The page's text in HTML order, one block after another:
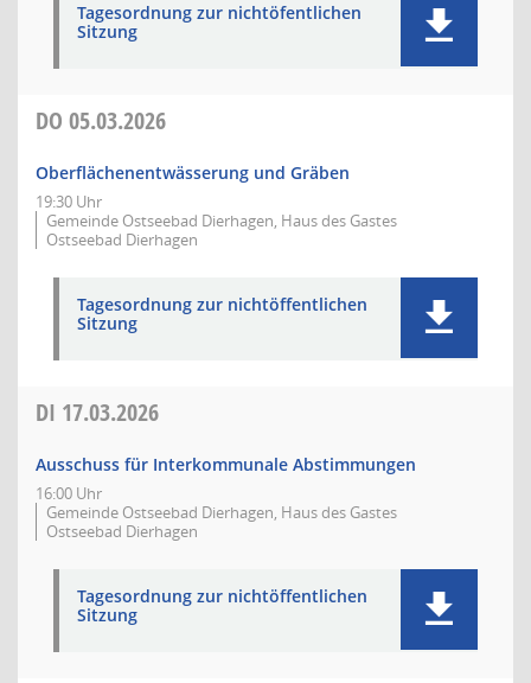
Tagesordnung zur nichtöfentlichen
Sitzung
DO 05.03.2026
Oberflächenentwässerung und Gräben
19:30 Uhr
Gemeinde Ostseebad Dierhagen, Haus des Gastes
Ostseebad Dierhagen
Tagesordnung zur nichtöffentlichen
Sitzung
DI 17.03.2026
Ausschuss für Interkommunale Abstimmungen
16:00 Uhr
Gemeinde Ostseebad Dierhagen, Haus des Gastes
Ostseebad Dierhagen
Tagesordnung zur nichtöffentlichen
Sitzung